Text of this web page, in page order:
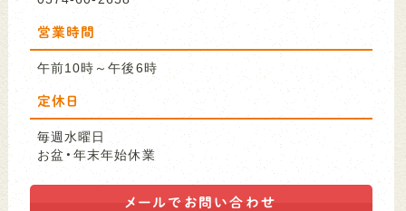
営業時間
午前10時～午後6時
定休日
毎週水曜日
お盆・年末年始休業
メールで お問い合わせ